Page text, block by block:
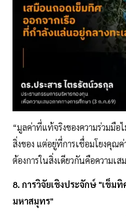
“มูลค่าที่แท้จริงของความร่วมมือ
สิ่งของ แต่อยู่ที่การเชื่อมโยงคุณ
ต้องการในสิ่งเดียวกันคือความเ
8. การวิจัยเชิงประจักษ์ "เข็มทิ
มหาสมุทร"